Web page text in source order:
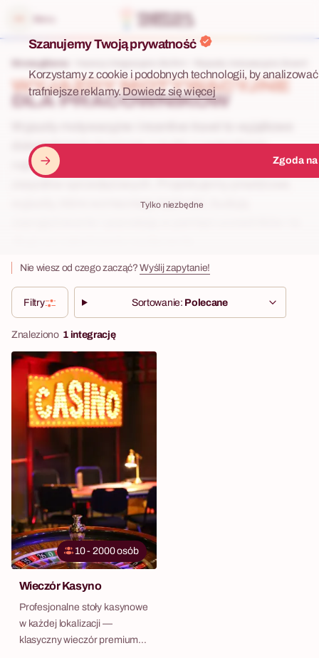
Szanujemy Twoją prywatność
Korzystamy z cookie i podobnych technologii, by
trafniejsze reklamy. Dowiedz się więcej
Tylko niezbędne
Zgoda
WYJAZDY MOTYWACYJNE
DLA PRACOWNIKÓW
doświadczenia tworzone z myślą o nagradzaniu
najlepszych pracowników, partnerów biznesowych i
wyjazdy, które wzmacniają lojalność, budują
Nie wiesz od czego zacząć?Wyślij zapytanie!
Filtry Sortowanie: Polecane
Znaleziono 1 integrację
10 - 2000 osób
Wieczór Kasyno
Profesjonalne stoły kasynowe
w każdej lokalizacji —
klasyczny wieczór premium